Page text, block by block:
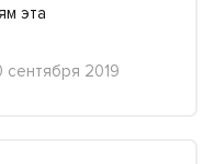
эта
сентября 2019